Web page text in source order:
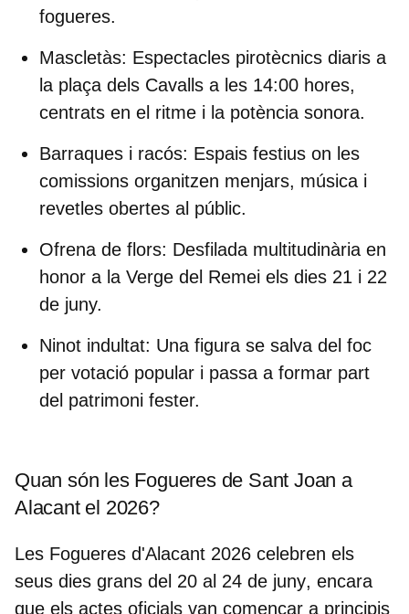
fogueres.
Mascletàs: Espectacles pirotècnics diaris a
la plaça dels Cavalls a les 14:00 hores,
centrats en el ritme i la potència sonora.
Barraques i racós: Espais festius on les
comissions organitzen menjars, música i
revetles obertes al públic.
Ofrena de flors: Desfilada multitudinària en
honor a la Verge del Remei els dies 21 i 22
de juny.
Ninot indultat: Una figura se salva del foc
per votació popular i passa a formar part
del patrimoni fester.
Quan són les Fogueres de Sant Joan a
Alacant el 2026?
Les Fogueres d'Alacant 2026 celebren els
seus dies grans del 20 al 24 de juny, encara
que els actes oficials van començar a principis